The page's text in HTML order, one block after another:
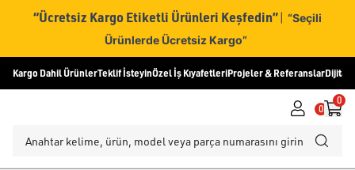
“Ücretsiz Kargo Etiketli Ürünleri Keşfedin” | “Seçili
Ürünlerde Ücretsiz Kargo”
Kargo Dahil ÜrünlerTeklif İsteyinÖzel İş KıyafetleriProjeler & ReferanslarDijital
0
0